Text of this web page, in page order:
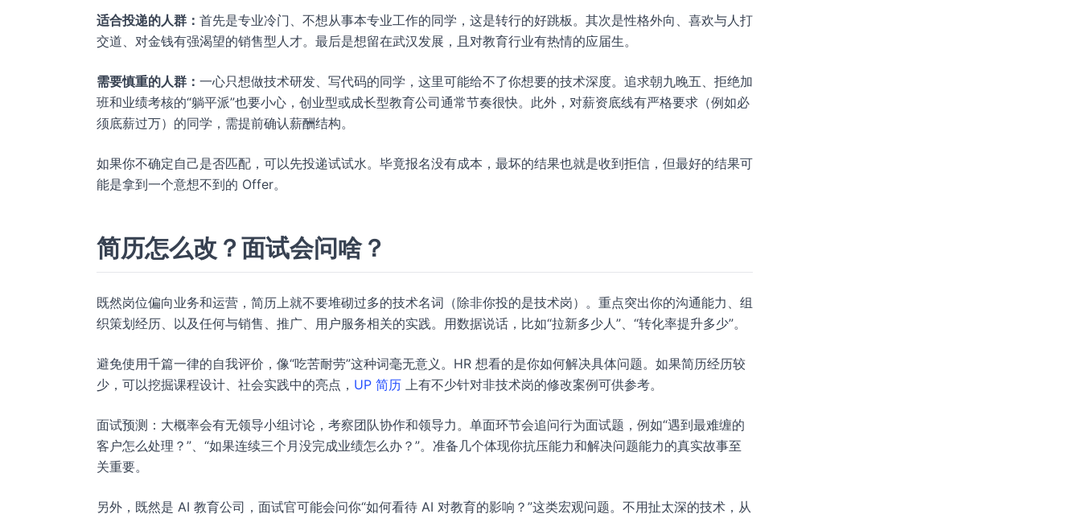
适合投递的人群： 首先是专业冷门、不想从事本专业工作的同学，这是转行的好跳板。其次是性格外向、喜欢与人打
交道、对金钱有强渴望的销售型人才。最后是想留在武汉发展，且对教育行业有热情的应届生。
需要慎重的人群： 一心只想做技术研发、写代码的同学，这里可能给不了你想要的技术深度。追求朝九晚五、拒绝加
班和业绩考核的“躺平派”也要小心，创业型或成长型教育公司通常节奏很快。此外，对薪资底线有严格要求（例如必
须底薪过万）的同学，需提前确认薪酬结构。
如果你不确定自己是否匹配，可以先投递试试水。毕竟报名没有成本，最坏的结果也就是收到拒信，但最好的结果可
能是拿到一个意想不到的 Offer。
简历怎么改？面试会问啥？
既然岗位偏向业务和运营，简历上就不要堆砌过多的技术名词（除非你投的是技术岗）。重点突出你的沟通能力、组
织策划经历、以及任何与销售、推广、用户服务相关的实践。用数据说话，比如“拉新多少人”、“转化率提升多少”。
避免使用千篇一律的自我评价，像“吃苦耐劳”这种词毫无意义。HR 想看的是你如何解决具体问题。如果简历经历较
少，可以挖掘课程设计、社会实践中的亮点， UP 简历 上有不少针对非技术岗的修改案例可供参考。
面试预测：大概率会有无领导小组讨论，考察团队协作和领导力。单面环节会追问行为面试题，例如“遇到最难缠的
客户怎么处理？”、“如果连续三个月没完成业绩怎么办？”。准备几个体现你抗压能力和解决问题能力的真实故事至
关重要。
另外，既然是 AI 教育公司，面试官可能会问你“如何看待 AI 对教育的影响？”这类宏观问题。不用扯太深的技术，从